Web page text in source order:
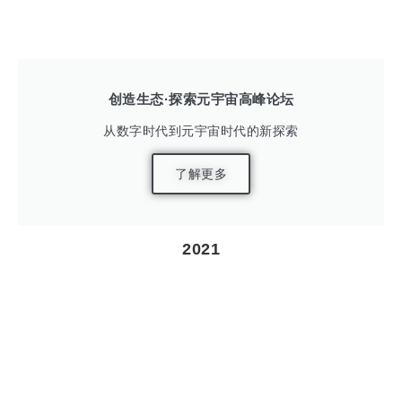
创造生态·探索元宇宙高峰论坛
从数字时代到元宇宙时代的新探索
了解更多
2021